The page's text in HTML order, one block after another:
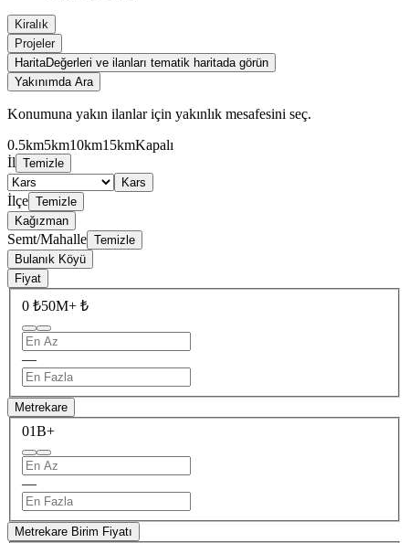
Kiralık
Projeler
HaritaDeğerleri ve ilanları tematik haritada görün
Yakınımda Ara
Konumuna yakın ilanlar için yakınlık mesafesini seç.
0.5km5km10km15kmKapalı
İl Temizle
Kars
İlçe Temizle
Kağızman
Semt/Mahalle Temizle
Bulanık Köyü
Fiyat
0 ₺50M+ ₺
—
Metrekare
01B+
—
Metrekare Birim Fiyatı